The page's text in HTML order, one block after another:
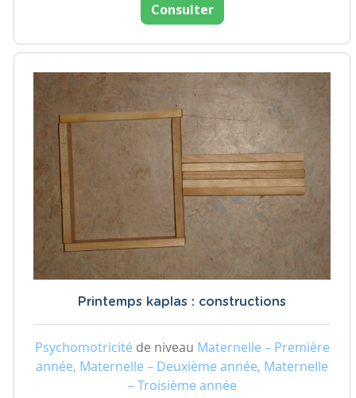
Consulter
Printemps kaplas : constructions
Psychomotricité de niveau Maternelle – Première
année, Maternelle – Deuxième année, Maternelle
– Troisième année